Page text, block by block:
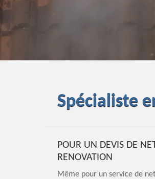
Spécialiste
POUR UN DEVIS DE
RENOVATION
Même pour un service de